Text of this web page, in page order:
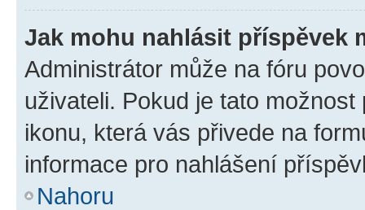
Jak mohu nahlásit příspěvek
Administrátor může na fóru
uživateli. Pokud je tato
ikonu, která vás přivede na
informace pro nahlášení
Nahoru